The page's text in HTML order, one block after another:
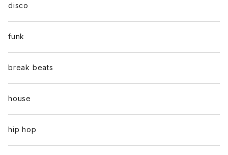
disco
funk
break beats
house
hip hop